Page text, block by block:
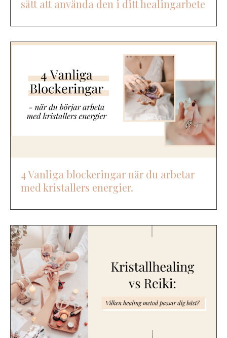
sätt att använda den i ditt healingarbete
4 Vanliga blockeringar när du arbetar
med kristallers energier.